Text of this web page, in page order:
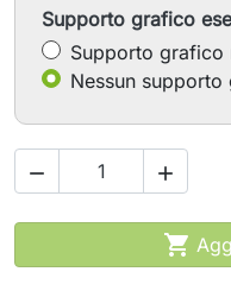
Supporto grafico
Supporto grafico
Nessun
 
